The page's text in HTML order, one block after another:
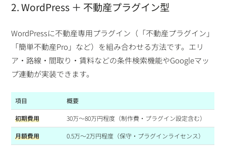
2. WordPress ＋ 不動産プラグイン型
WordPressに不動産専用プラグイン（「不動産プラグイン」
「簡単不動産Pro」など）を組み合わせる方法です。エリ
ア・路線・間取り・賃料などの条件検索機能やGoogleマッ
プ連動が実装できます。
項目 概要
初期費用 30万〜80万円程度（制作費・プラグイン設定含む）
月額費用 0.5万〜2万円程度（保守・プラグインライセンス）